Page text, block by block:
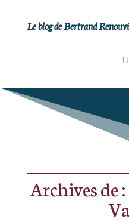
Le blog de Bertrand
Archives de